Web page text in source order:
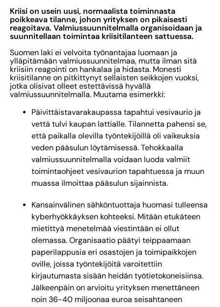
Kriisi on usein uusi, normaalista toiminnasta
poikkeava tilanne, johon yrityksen on pikaisesti
reagoitava. Valmiussuunnitelmalla organisoidaan ja
suunnitellaan toimintaa kriisitilanteen sattuessa.
Suomen laki ei velvoita työnantajaa luomaan ja
ylläpitämään valmiussuunnitelmaa, mutta ilman sitä
kriisiin reagointi on hankalaa ja hidasta. Monesti
kriisitilanne on pitkittynyt sellaisten seikkojen vuoksi,
jotka olisivat olleet estettävissä hyvällä
valmiussuunnitelmalla. Muutama esimerkki:
Päivittäistavarakaupassa tapahtui vesivaurio ja
vettä tulvi kaupan lattialle. Tilannetta pahensi se,
että paikalla olevilla työntekijöillä oli vaikeuksia
veden pääsulun löytämisessä. Tehokkaalla
valmiussuunnitelmalla voidaan luoda valmiit
toimintaohjeet vesivaurion tapahtuessa ja muun
muassa ilmoittaa pääsulun sijainnista.
Kansainvälinen sähköntuottaja huomasi tulleensa
kyberhyökkäyksen kohteeksi. Mitään etukäteen
mietittyä menetelmää viestintään ei ollut
olemassa. Organisaatio päätyi teippaamaan
paperilappusia eri osastojen ja toimipaikkojen
oville, joissa työntekijöitä varoitettiin
kirjautumasta sisään heidän työtietokoneisiinsa.
Jälkeenpäin on arvioitu yrityksen menettäneen
noin 36-40 miljoonaa euroa seisahtaneen